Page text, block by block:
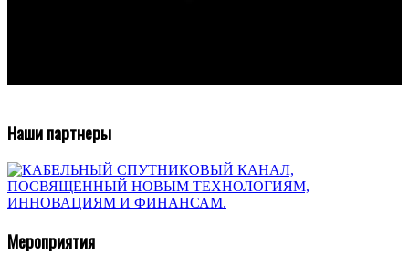
Наши партнеры
Мероприятия